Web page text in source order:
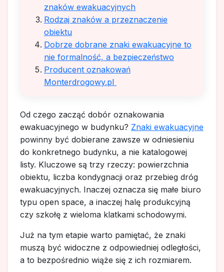
znaków ewakuacyjnych
Rodzaj znaków a przeznaczenie
obiektu
Dobrze dobrane znaki ewakuacyjne to
nie formalność, a bezpieczeństwo
Producent oznakowań
Monterdrogowy.pl
Od czego zacząć dobór oznakowania
ewakuacyjnego w budynku? Znaki ewakuacyjne
powinny być dobierane zawsze w odniesieniu
do konkretnego budynku, a nie katalogowej
listy. Kluczowe są trzy rzeczy: powierzchnia
obiektu, liczba kondygnacji oraz przebieg dróg
ewakuacyjnych. Inaczej oznacza się małe biuro
typu open space, a inaczej halę produkcyjną
czy szkołę z wieloma klatkami schodowymi.
Już na tym etapie warto pamiętać, że znaki
muszą być widoczne z odpowiedniej odległości,
a to bezpośrednio wiąże się z ich rozmiarem.